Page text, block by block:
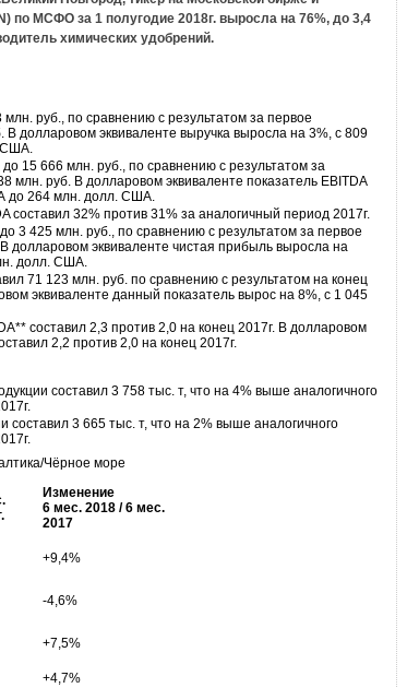
по МСФО за 1 полугодие 2018г. выросла на 76%, до 3,4
химических удобрений.
руб., по сравнению с результатом за первое
В долларовом эквиваленте выручка выросла на 3%, с 809
США.
15 666 млн. руб., по сравнению с результатом за
млн. руб. В долларовом эквиваленте показатель EBITDA
до 264 млн. долл. США.
составил 32% против 31% за аналогичный период 2017г.
3 425 млн. руб., по сравнению с результатом за первое
долларовом эквиваленте чистая прибыль выросла на
долл. США.
71 123 млн. руб. по сравнению с результатом на конец
эквиваленте данный показатель вырос на 8%, с 1 045
составил 2,3 против 2,0 на конец 2017г. В долларовом
2,2 против 2,0 на конец 2017г.
составил 3 758 тыс. т, что на 4% выше аналогичного
3 665 тыс. т, что на 2% выше аналогичного
Чёрное море
Изменение
6 мес. 2018 / 6 мес.
2017
+9,4%
-4,6%
+7,5%
+4,7%